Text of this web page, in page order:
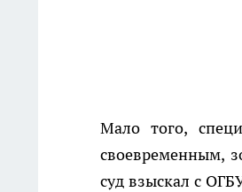
Мало того,
своевременным,
суд взыскал с